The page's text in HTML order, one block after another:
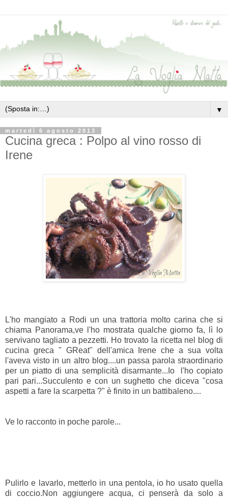
▼
martedì 6 agosto 2013
Cucina greca : Polpo al vino rosso di
Irene
L'ho mangiato a Rodi un una trattoria molto carina che si
chiama Panorama,ve l'ho mostrata qualche giorno fa, lì lo
servivano tagliato a pezzetti. Ho trovato la ricetta nel blog di
cucina greca " GReat" dell'amica Irene che a sua volta
l'aveva visto in un altro blog....un passa parola straordinario
per un piatto di una semplicità disarmante...Io l'ho copiato
pari pari...Succulento e con un sughetto che diceva "cosa
aspetti a fare la scarpetta ?" è finito in un battibaleno....
Ve lo racconto in poche parole...
Pulirlo e lavarlo, metterlo in una pentola, io ho usato quella
di coccio.Non aggiungere acqua, ci penserà da solo a